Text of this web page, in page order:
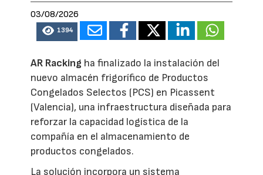
03/08/2026
1394
AR Racking ha finalizado la instalación del
nuevo almacén frigorífico de Productos
Congelados Selectos (PCS) en Picassent
(Valencia), una infraestructura diseñada para
reforzar la capacidad logística de la
compañía en el almacenamiento de
productos congelados.
La solución incorpora un sistema